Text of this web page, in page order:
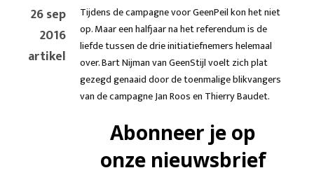
26 sep
2016
artikel
Tijdens de campagne voor GeenPeil kon het niet
op. Maar een halfjaar na het referendum is de
liefde tussen de drie initiatiefnemers helemaal
over. Bart Nijman van GeenStijl voelt zich plat
gezegd genaaid door de toenmalige blikvangers
van de campagne Jan Roos en Thierry Baudet.